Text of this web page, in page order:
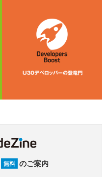
無料 のご案内